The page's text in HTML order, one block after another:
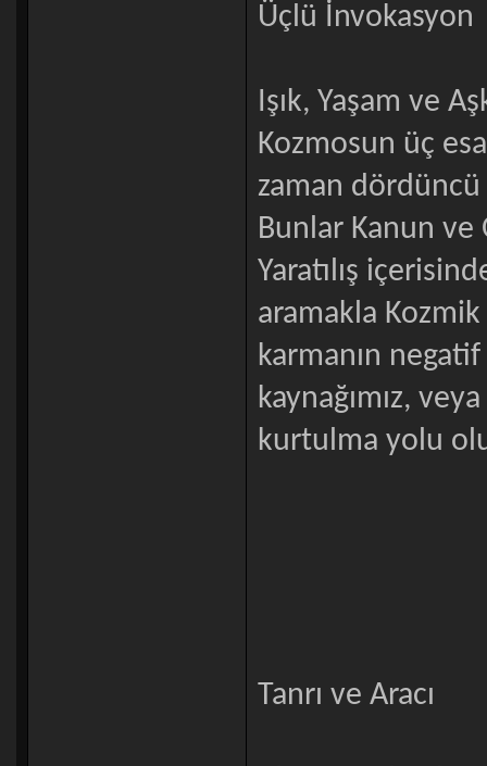
Üçlü İnvokasyon
Işık, Yaşam ve
Kozmosun üç
zaman dördüncü
Bunlar Kanun
Yaratılış
aramakla
karmanın
kaynağımız,
kurtulma yolu
Tanrı ve Aracı